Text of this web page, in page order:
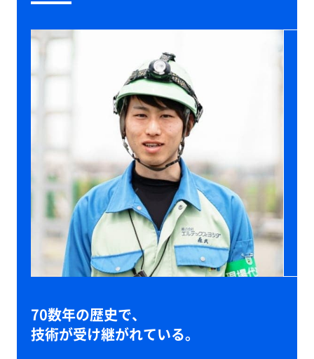
70数年の歴史で、
技術が受け継がれている。